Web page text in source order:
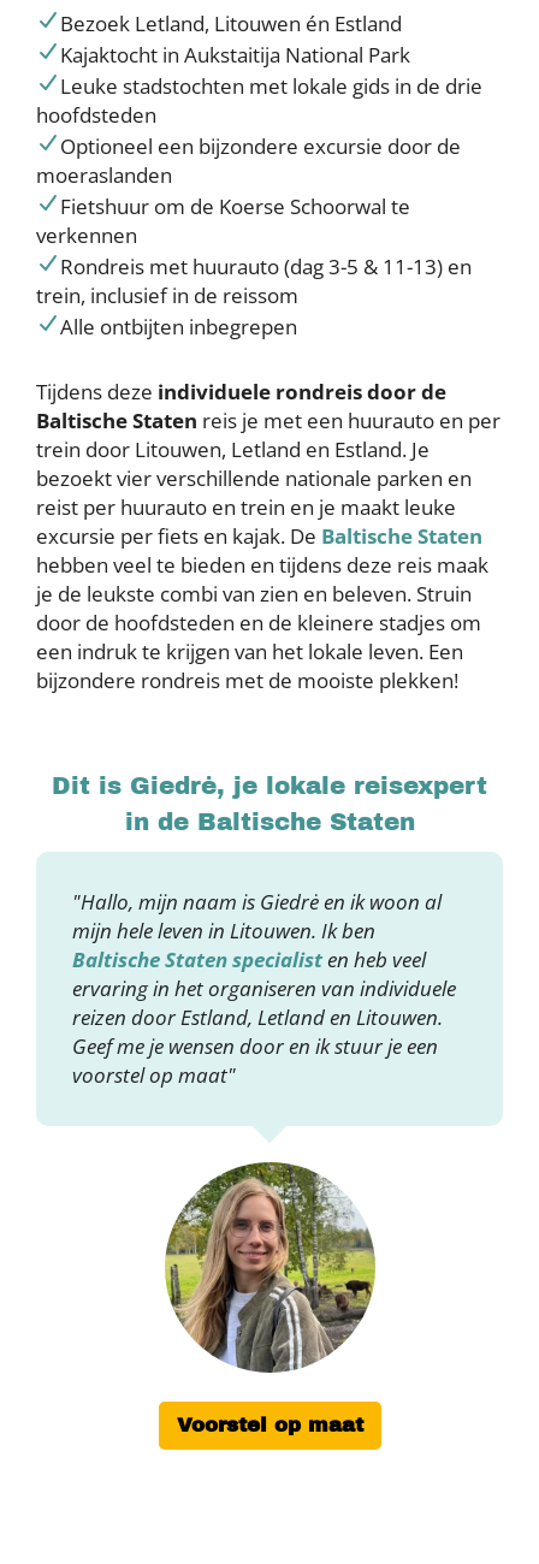
Bezoek Letland, Litouwen én Estland
Kajaktocht in Aukstaitija National Park
Leuke stadstochten met lokale gids in de drie
hoofdsteden
Optioneel een bijzondere excursie door de
moeraslanden
Fietshuur om de Koerse Schoorwal te
verkennen
Rondreis met huurauto (dag 3-5 & 11-13) en
trein, inclusief in de reissom
Alle ontbijten inbegrepen
Tijdens deze individuele rondreis door de
Baltische Staten reis je met een huurauto en per
trein door Litouwen, Letland en Estland. Je
bezoekt vier verschillende nationale parken en
reist per huurauto en trein en je maakt leuke
excursie per fiets en kajak. De Baltische Staten
hebben veel te bieden en tijdens deze reis maak
je de leukste combi van zien en beleven. Struin
door de hoofdsteden en de kleinere stadjes om
een indruk te krijgen van het lokale leven. Een
bijzondere rondreis met de mooiste plekken!
Dit is Giedrė, je lokale reisexpert
in de Baltische Staten
"Hallo, mijn naam is Giedrė en ik woon al
mijn hele leven in Litouwen. Ik ben
Baltische Staten specialisten heb veel
ervaring in het organiseren van individuele
reizen door Estland, Letland en Litouwen.
Geef me je wensen door en ik stuur je een
voorstel op maat"
Voorstel op maat